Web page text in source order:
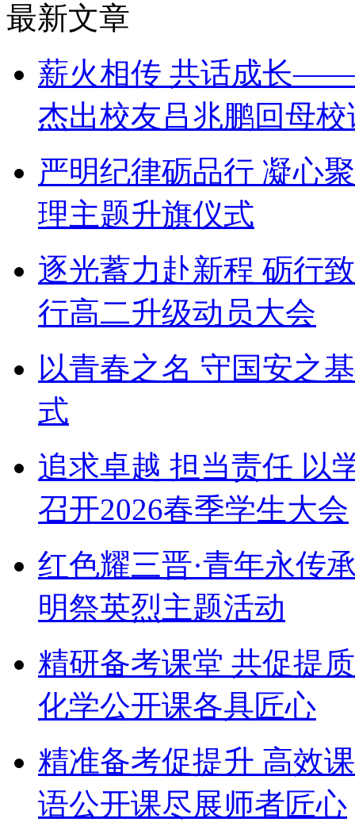
最新文章
薪火相传 共话成长——
杰出校友吕兆鹏回母校
严明纪律砺品行 凝心
理主题升旗仪式
逐光蓄力赴新程 砺行
行高二升级动员大会
以青春之名 守国安之
式
追求卓越 担当责任
召开2026春季学生大会
红色耀三晋·青年永
明祭英烈主题活动
精研备考课堂 共促提
化学公开课各具匠心
精准备考促提升 高效
语公开课尽展师者匠心